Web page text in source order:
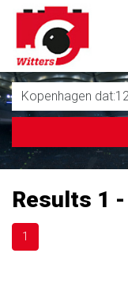
Results 1
1